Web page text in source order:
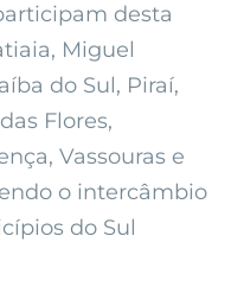
desta
Miguel
do Sul, Piraí,
Flores,
Vassouras e
o intercâmbio
do Sul